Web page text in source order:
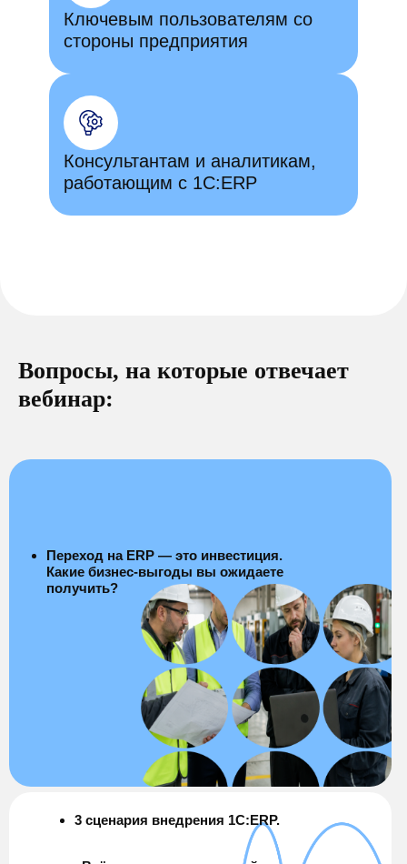
Ключевым пользователям со
стороны предприятия
Консультантам и аналитикам,
работающим с 1С:ERP
Вопросы, на которые отвечает
вебинар:
3 сценария внедрения 1С:ERP.
Переход на ERP — это инвестиция.
Какие бизнес-выгоды вы ожидаете
получить?